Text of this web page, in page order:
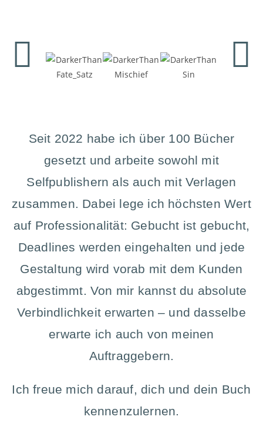
Seit 2022 habe ich über 100 Bücher
gesetzt und arbeite sowohl mit
Selfpublishern als auch mit Verlagen
zusammen. Dabei lege ich höchsten Wert
auf Professionalität: Gebucht ist gebucht,
Deadlines werden eingehalten und jede
Gestaltung wird vorab mit dem Kunden
abgestimmt. Von mir kannst du absolute
Verbindlichkeit erwarten – und dasselbe
erwarte ich auch von meinen
Auftraggebern.
Ich freue mich darauf, dich und dein Buch
kennenzulernen.